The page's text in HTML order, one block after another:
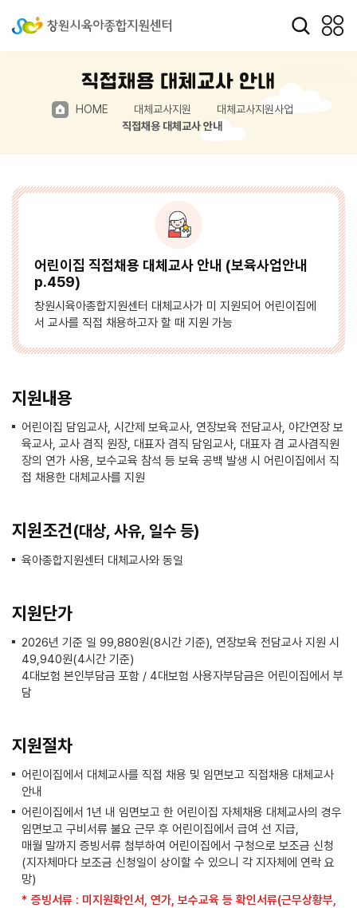
직접채용 대체교사 안내
HOME 대체교사지원
대체교사지원사업
직접채용 대체교사 안내
어린이집 직접채용 대체교사 안내 (보육사업안내
p.459)
창원시육아종합지원센터 대체교사가 미 지원되어 어린이집에
서 교사를 직접 채용하고자 할 때 지원 가능
지원내용
어린이집 담임교사, 시간제 보육교사, 연장보육 전담교사, 야간연장 보
육교사, 교사 겸직 원장, 대표자 겸직 담임교사, 대표자 겸 교사겸직원
장의 연가 사용, 보수교육 참석 등 보육 공백 발생 시 어린이집에서 직
접 채용한 대체교사를 지원
지원조건(대상, 사유, 일수 등)
육아종합지원센터 대체교사와 동일
지원단가
2026년 기준 일 99,880원(8시간 기준), 연장보육 전담교사 지원 시
49,940원(4시간 기준)
4대보험 본인부담금 포함 / 4대보험 사용자부담금은 어린이집에서 부
담
지원절차
어린이집에서 대체교사를 직접 채용 및 임면보고 직접채용 대체교사
안내
어린이집에서 1년 내 임면보고 한 어린이집 자체채용 대체교사의 경우
임면보고 구비서류 불요 근무 후 어린이집에서 급여 선 지급,
매월 말까지 증빙서류 첨부하여 어린이집에서 구청으로 보조금 신청
(지자체마다 보조금 신청일이 상이할 수 있으니 각 지자체에 연락 요
망)
증빙서류 : 미지원확인서, 연가, 보수교육 등 확인서류(근무상황부,